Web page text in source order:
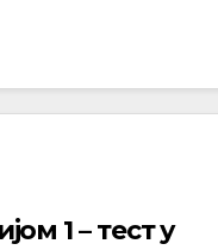
1 – тест у